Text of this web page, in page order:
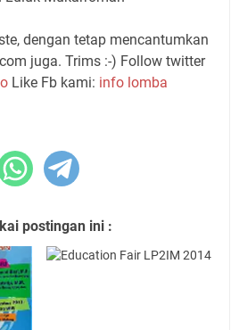
dengan tetap mencantumkan
juga. Trims :-) Follow twitter
Like Fb kami: info lomba
postingan ini :